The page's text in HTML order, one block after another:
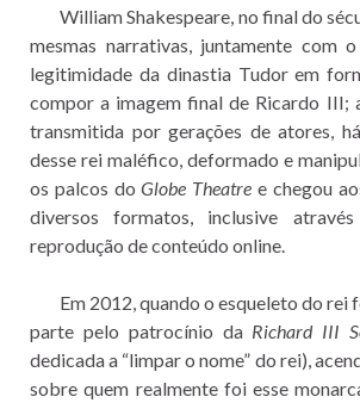
William Shakespeare, no final do
mesmas narrativas, juntamente com
legitimidade da dinastia Tudor em
compor a imagem final de Ricardo III;
transmitida por gerações de atores,
desse rei maléfico, deformado e
os palcos doGlobe Theatree chegou
diversos formatos, inclusive
reprodução de conteúdo online.
Em 2012, quando o esqueleto do rei
parte pelo patrocínio da Richard III
dedicada a “limpar o nome” do rei),
sobre quem realmente foi esse